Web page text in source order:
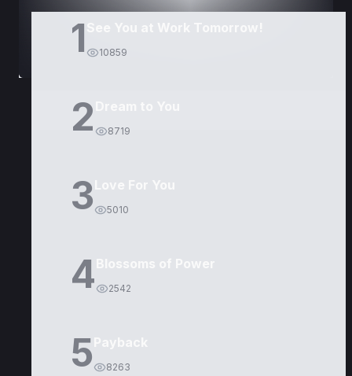
1 10859
2 8719
3 5010
4 2542
5 8263